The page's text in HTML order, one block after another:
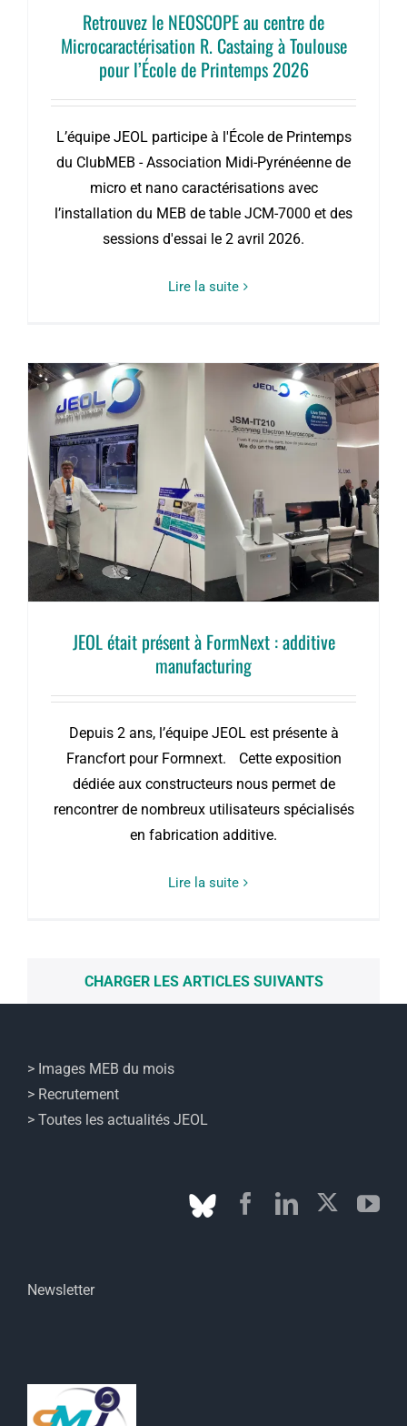
Retrouvez le NEOSCOPE au centre de
Microcaractérisation R. Castaing à Toulouse
pour l’École de Printemps 2026
L’équipe JEOL participe à l'École de Printemps
du ClubMEB - Association Midi-Pyrénéenne de
micro et nano caractérisations avec
l’installation du MEB de table JCM-7000 et des
sessions d'essai le 2 avril 2026.
Lire la suite
JEOL était présent à FormNext : additive
manufacturing
Depuis 2 ans, l’équipe JEOL est présente à
Francfort pour Formnext. Cette exposition
dédiée aux constructeurs nous permet de
rencontrer de nombreux utilisateurs spécialisés
en fabrication additive.
Lire la suite
CHARGER LES ARTICLES SUIVANTS
> Images MEB du mois
> Recrutement
> Toutes les actualités JEOL
Newsletter